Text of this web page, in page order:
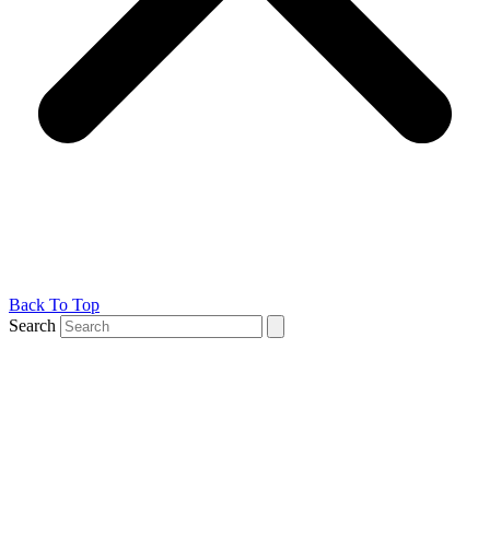
Back To Top
Search